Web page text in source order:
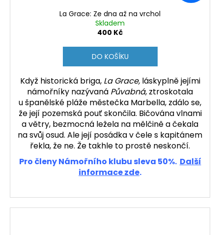
La Grace: Ze dna až na vrchol
Skladem
400 Kč
DO KOŠÍKU
Když historická briga, La Grace,láskyplně jejími
námořníky nazývaná Půvabná, ztros­kotala
u španělské pláže městečka Marbella, zdálo se,
že její pozemská pouť skončila. Bičována vlnami
a větry, bezmocná ležela na mělčině a čekala
na svůj osud. Ale její posádka v čele s kapitánem
řekla, že ne. Že takhle to prostě neskončí.
Pro členy Námořního klubu sleva 50%. Další
informace zde.